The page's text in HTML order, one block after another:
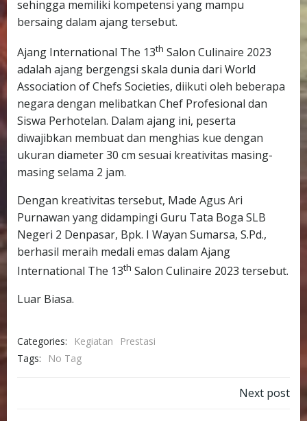
sehingga memiliki kompetensi yang mampu
bersaing dalam ajang tersebut.
Ajang International The 13th Salon Culinaire 2023
adalah ajang bergengsi skala dunia dari World
Association of Chefs Societies, diikuti oleh beberapa
negara dengan melibatkan Chef Profesional dan
Siswa Perhotelan. Dalam ajang ini, peserta
diwajibkan membuat dan menghias kue dengan
ukuran diameter 30 cm sesuai kreativitas masing-
masing selama 2 jam.
Dengan kreativitas tersebut, Made Agus Ari
Purnawan yang didampingi Guru Tata Boga SLB
Negeri 2 Denpasar, Bpk. I Wayan Sumarsa, S.Pd.,
berhasil meraih medali emas dalam Ajang
International The 13th Salon Culinaire 2023 tersebut.
Luar Biasa.
Categories: Kegiatan
Prestasi
Tags:
No Tag
Next post